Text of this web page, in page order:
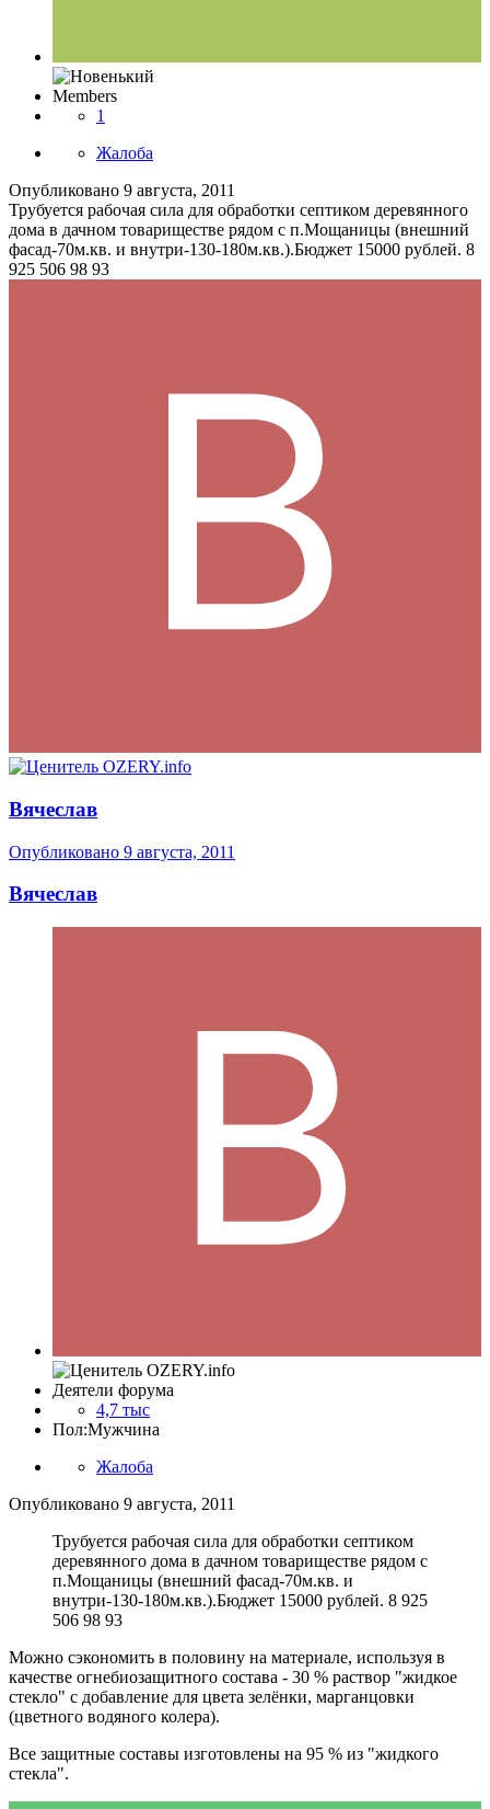
Members
1
Жалоба
Опубликовано 9 августа, 2011
Трубуется рабочая сила для обработки септиком деревянного
дома в дачном товариществе рядом с п.Мощаницы (внешний
фасад-70м.кв. и внутри-130-180м.кв.).Бюджет 15000 рублей. 8
925 506 98 93
Вячеслав
Опубликовано 9 августа, 2011
Вячеслав
Деятели форума
4,7 тыс
Пол:Мужчина
Жалоба
Опубликовано 9 августа, 2011
Трубуется рабочая сила для обработки септиком
деревянного дома в дачном товариществе рядом с
п.Мощаницы (внешний фасад-70м.кв. и
внутри-130-180м.кв.).Бюджет 15000 рублей. 8 925
506 98 93
Можно сэкономить в половину на материале, используя в
качестве огнебиозащитного состава - 30 % раствор "жидкое
стекло" с добавление для цвета зелёнки, марганцовки
(цветного водяного колера).
Все защитные составы изготовлены на 95 % из "жидкого
стекла".